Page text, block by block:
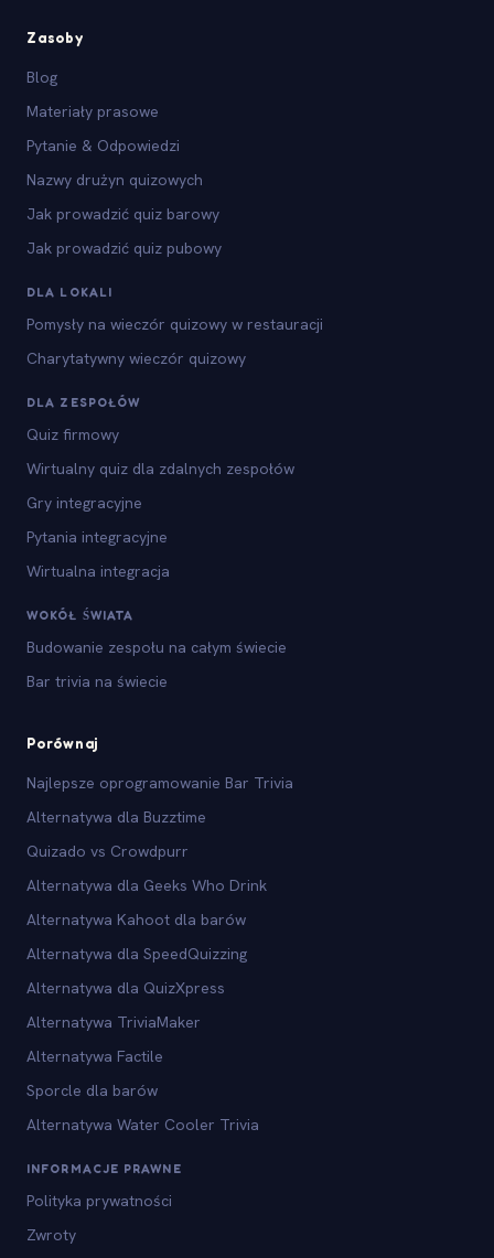
Zasoby
Blog
Materiały prasowe
Pytanie & Odpowiedzi
Nazwy drużyn quizowych
Jak prowadzić quiz barowy
Jak prowadzić quiz pubowy
DLA LOKALI
Pomysły na wieczór quizowy w restauracji
Charytatywny wieczór quizowy
DLA ZESPOŁÓW
Quiz firmowy
Wirtualny quiz dla zdalnych zespołów
Gry integracyjne
Pytania integracyjne
Wirtualna integracja
WOKÓŁ ŚWIATA
Budowanie zespołu na całym świecie
Bar trivia na świecie
Porównaj
Najlepsze oprogramowanie Bar Trivia
Alternatywa dla Buzztime
Quizado vs Crowdpurr
Alternatywa dla Geeks Who Drink
Alternatywa Kahoot dla barów
Alternatywa dla SpeedQuizzing
Alternatywa dla QuizXpress
Alternatywa TriviaMaker
Alternatywa Factile
Sporcle dla barów
Alternatywa Water Cooler Trivia
INFORMACJE PRAWNE
Polityka prywatności
Zwroty